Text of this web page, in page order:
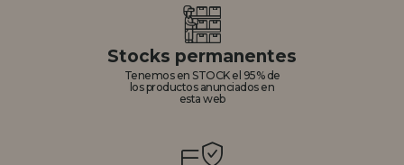
Stocks permanentes
Tenemos en STOCK el 95% de
los productos anunciados en
esta web